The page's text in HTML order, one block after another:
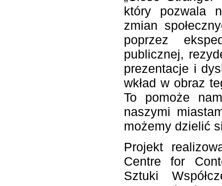
który pozwala
zmian
poprzez
publicznej,
prezentacje i
wkład w obraz
To pomoże
naszymi
możemy dzielić
Projekt
Centre for
Sztuki